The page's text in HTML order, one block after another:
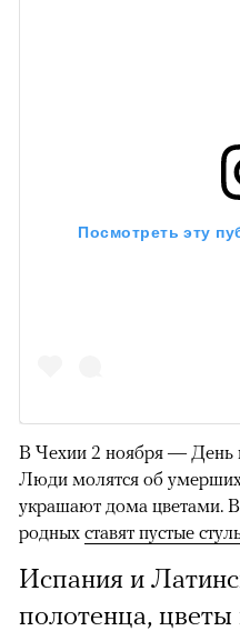
Посмотреть эту
В Чехии 2 ноября — День
Люди молятся об
украшают дома цветами.
родных ставят пустые
Испания и
полотенца,